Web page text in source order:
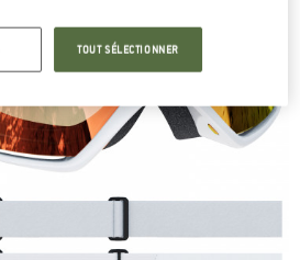
TOUT SÉLECTIONNER